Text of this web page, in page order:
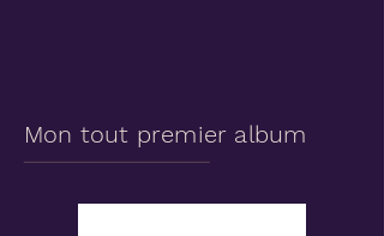
Mon tout premier album